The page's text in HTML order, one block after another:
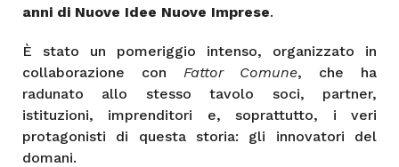
anni di Nuove Idee Nuove Imprese.
È stato un pomeriggio intenso, organizzato in
collaborazione con Fattor Comune, che ha
radunato allo stesso tavolo soci, partner,
istituzioni, imprenditori e, soprattutto, i veri
protagonisti di questa storia: gli innovatori del
domani.